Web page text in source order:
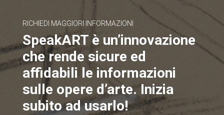
RICHIEDI MAGGIORI INFORMAZIONI
SpeakART è un’innovazione
che rende sicure ed
affidabili le informazioni
sulle opere d’arte. Inizia
subito ad usarlo!